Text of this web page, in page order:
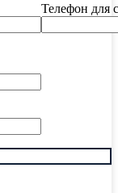
Телефон для